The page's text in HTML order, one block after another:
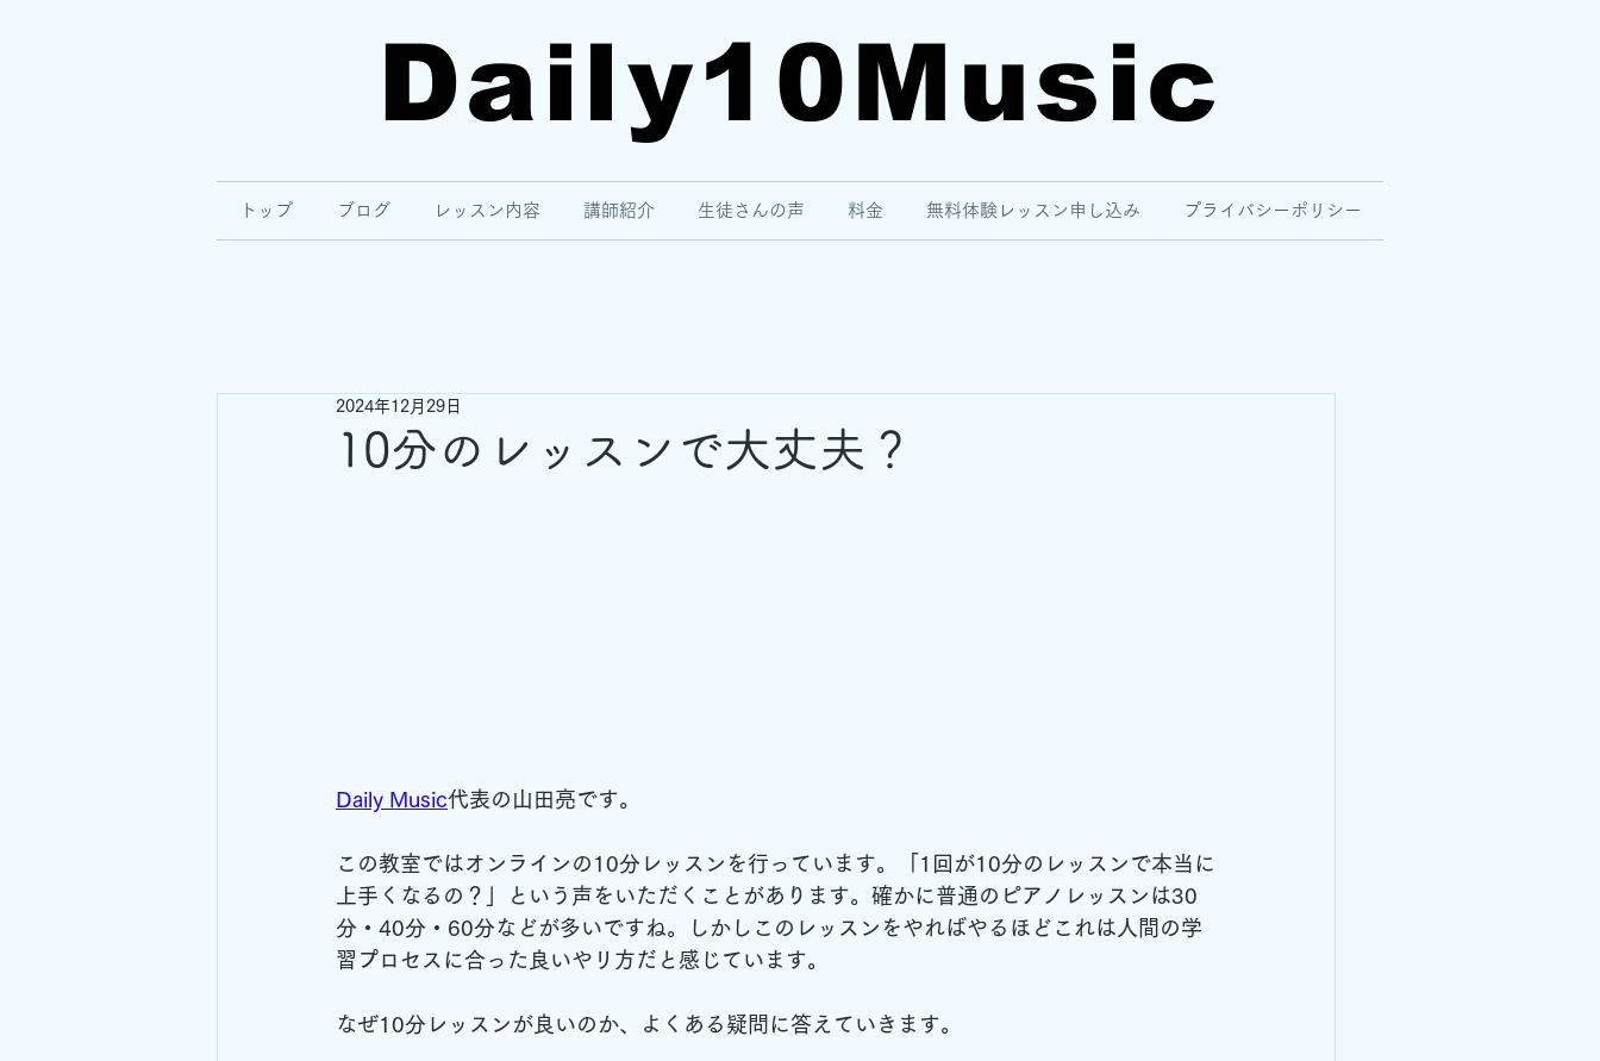
Daily10Music
トップ ブログ レッスン内容 講師紹介 生徒さんの声 料金 無料体験レッスン申し込み プライバシーポリシー
10分のレッスンで大丈夫？
2024年12月29日
Daily Music代表の山田亮です。
この教室ではオンラインの10分レッスンを行っています。「1回が10分のレッスンで本当に
上手くなるの？」という声をいただくことがあります。確かに普通のピアノレッスンは30
分・40分・60分などが多いですね。しかしこのレッスンをやればやるほどこれは人間の学
習プロセスに合った良いやリ方だと感じています。
なぜ10分レッスンが良いのか、よくある疑問に答えていきます。